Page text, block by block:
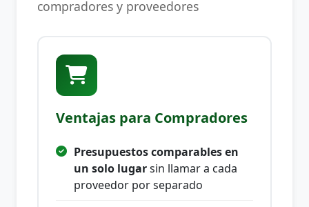
compradores y proveedores
Ventajas para Compradores
Presupuestos comparables en
un solo lugarsin llamar a cada
proveedor por separado